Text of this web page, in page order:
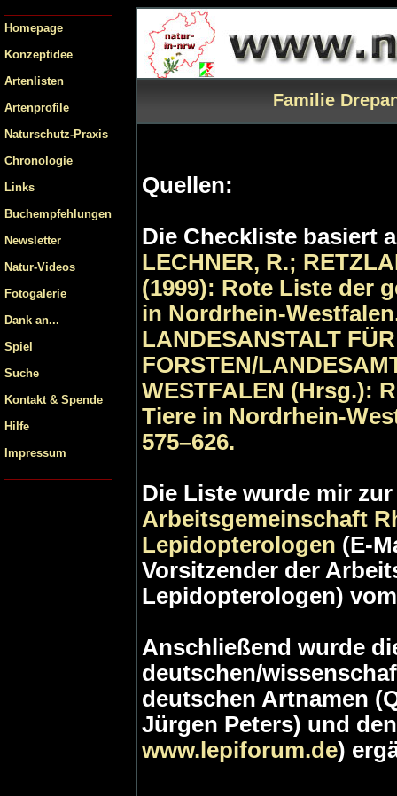
Homepage
Konzeptidee
Artenlisten
Artenprofile
Naturschutz-Praxis
Chronologie
Links
Buchempfehlungen
Newsletter
Natur-Videos
Fotogalerie
Dank an...
Spiel
Suche
Kontakt & Spende
Hilfe
Impressum
Familie
Quellen:
Die Checkliste basiert
LECHNER, R.;
(1999): Rote Liste der
in Nordrhein-
LANDESANSTALT
FORSTEN/
WESTFALEN (Hrsg.):
Tiere in Nordrhein-
575–626.
Die Liste wurde mir
Arbeitsgemeinschaft
Lepidopterologen (E-
Vorsitzender der
Lepidopterologen) vom
Anschließend wurde
deutschen/
deutschen Artnamen
Jürgen Peters) und
www.lepiforum.de)